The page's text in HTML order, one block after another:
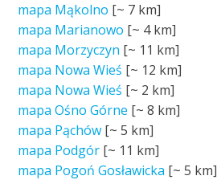
mapa Mąkolno [~ 7 km]
mapa Marianowo [~ 4 km]
mapa Morzyczyn [~ 11 km]
mapa Nowa Wieś [~ 12 km]
mapa Nowa Wieś [~ 2 km]
mapa Ośno Górne [~8 km]
mapa Pąchów [~5 km]
mapa Podgór [~ 11 km]
mapa Pogoń Gosławicka [~5 km]